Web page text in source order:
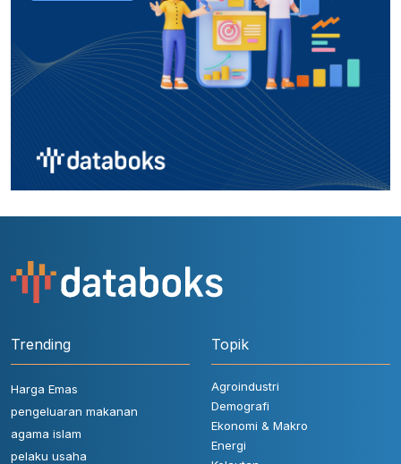
Trending
Harga Emas
pengeluaran makanan
agama islam
pelaku usaha
Topik
Agroindustri
Demografi
Ekonomi & Makro
Energi